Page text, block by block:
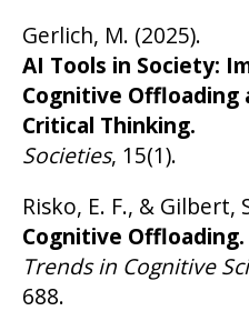
Gerlich, M. (2025).
AI Tools in Society:
Cognitive
Critical Thinking.
Societies, 15(1).
Risko, E. F., & Gilbert,
Cognitive Offloading.
Trends in Cognitive
688.